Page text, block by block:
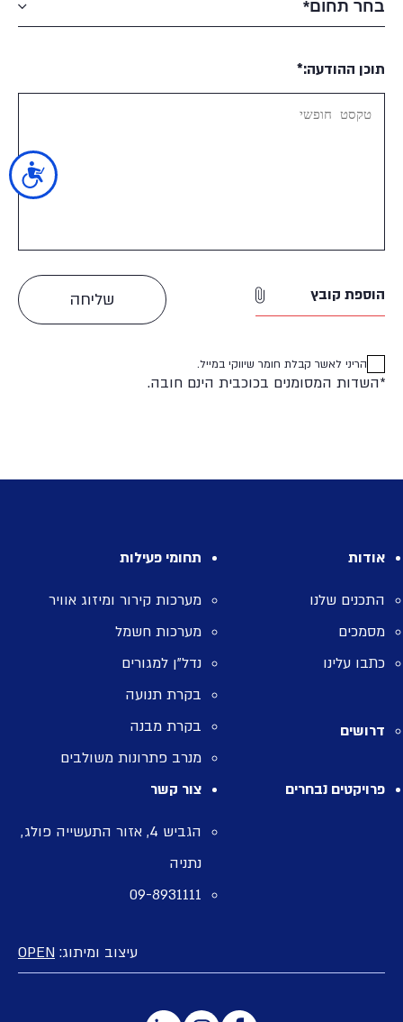
נגישות
תוכן ההודעה:*
הוספת קובץ
הריני לאשר קבלת חומר שיווקי במייל.
*השדות המסומנים בכוכבית הינם חובה.
אודות
התכנים שלנו
מסמכים
כתבו עלינו
דרושים
תחומי פעילות
מערכות קירור ומיזוג אוויר
מערכות חשמל
נדל”ן למגורים
בקרת תנועה
בקרת מבנה
מנרב פתרונות משולבים
פרויקטים נבחרים
צור קשר
הגביש 4, אזור התעשייה פולג,
נתניה
09-8931111
עיצוב ומיתוג: OPEN